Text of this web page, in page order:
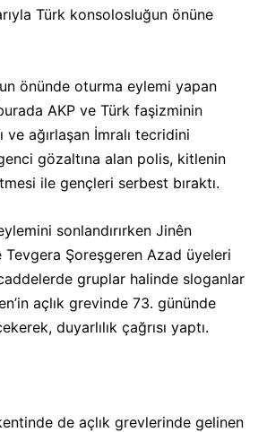
Türk konsolosluğun önüne
önünde oturma eylemi yapan
AKP ve Türk faşizminin
ve ağırlaşan İmralı tecridini
gözaltına alan polis, kitlenin
ile gençleri serbest bıraktı.
sonlandırırken Jinên
Tevgera Şoreşgeren Azad üyeleri
gruplar halinde sloganlar
açlık grevinde 73. gününde
duyarlılık çağrısı yaptı.
de açlık grevlerinde gelinen